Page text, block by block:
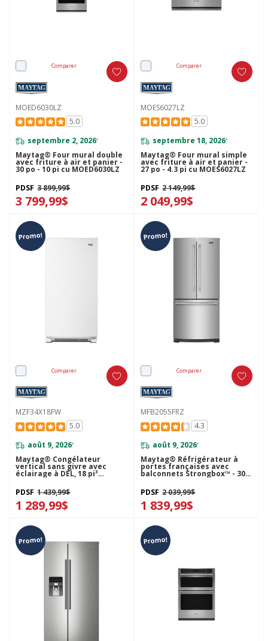
Comparer
MOED6030LZ
5.0
septembre 2, 2026*
Maytag® Four mural double
avec friture à air et panier -
30 po - 10 pi cu MOED6030LZ
PDSF 3 899,99$
3 799,99$
Comparer
MOES6027LZ
5.0
septembre 18, 2026*
Maytag® Four mural simple
avec friture à air et panier -
27 po - 4.3 pi cu MOES6027LZ
PDSF 2 149,99$
2 049,99$
Promo!
Comparer
MZF34X18FW
5.0
août 9, 2026*
Maytag® Congélateur
vertical sans givre avec
éclairage à DEL, 18 pi³
MZF34X18FW
PDSF 1 439,99$
1 289,99$
Promo!
Comparer
MFB2055FRZ
4.3
août 9, 2026*
Maytag® Réfrigérateur à
portes françaises avec
balconnets Strongbox™ - 30
po - 19.6 pi cu MFB2055FRZ
PDSF 2 039,99$
1 839,99$
Promo! Promo!